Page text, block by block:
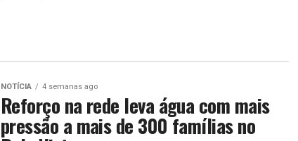
NOTÍCIA 4 semanas ago
Reforço na rede leva água com mais
pressão a mais de 300 famílias no